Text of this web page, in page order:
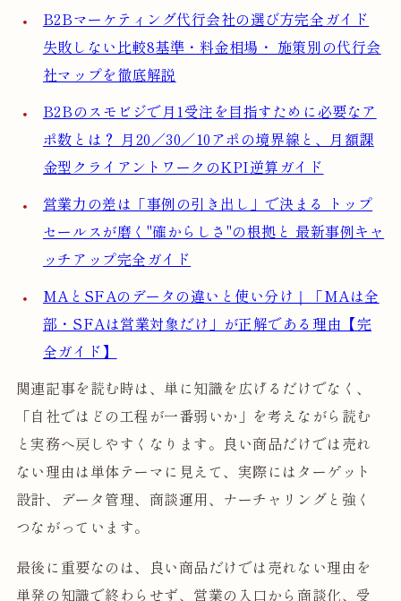
B2Bマーケティング代行会社の選び方完全ガイド
失敗しない比較8基準・料金相場・ 施策別の代行会
社マップを徹底解説
B2Bのスモビジで月1受注を目指すために必要なア
ポ数とは？ 月20／30／10アポの境界線と、月額課
金型クライアントワークのKPI逆算ガイド
営業力の差は「事例の引き出し」で決まる トップ
セールスが磨く"確からしさ"の根拠と 最新事例キャ
ッチアップ完全ガイド
MAとSFAのデータの違いと使い分け｜「MAは全
部・SFAは営業対象だけ」が正解である理由【完
全ガイド】
関連記事を読む時は、単に知識を広げるだけでなく、
「自社ではどの工程が一番弱いか」を考えながら読む
と実務へ戻しやすくなります。良い商品だけでは売れ
ない理由は単体テーマに見えて、実際にはターゲット
設計、データ管理、商談運用、ナーチャリングと強く
つながっています。
最後に重要なのは、良い商品だけでは売れない理由を
単発の知識で終わらせず、営業の入口から商談化、受